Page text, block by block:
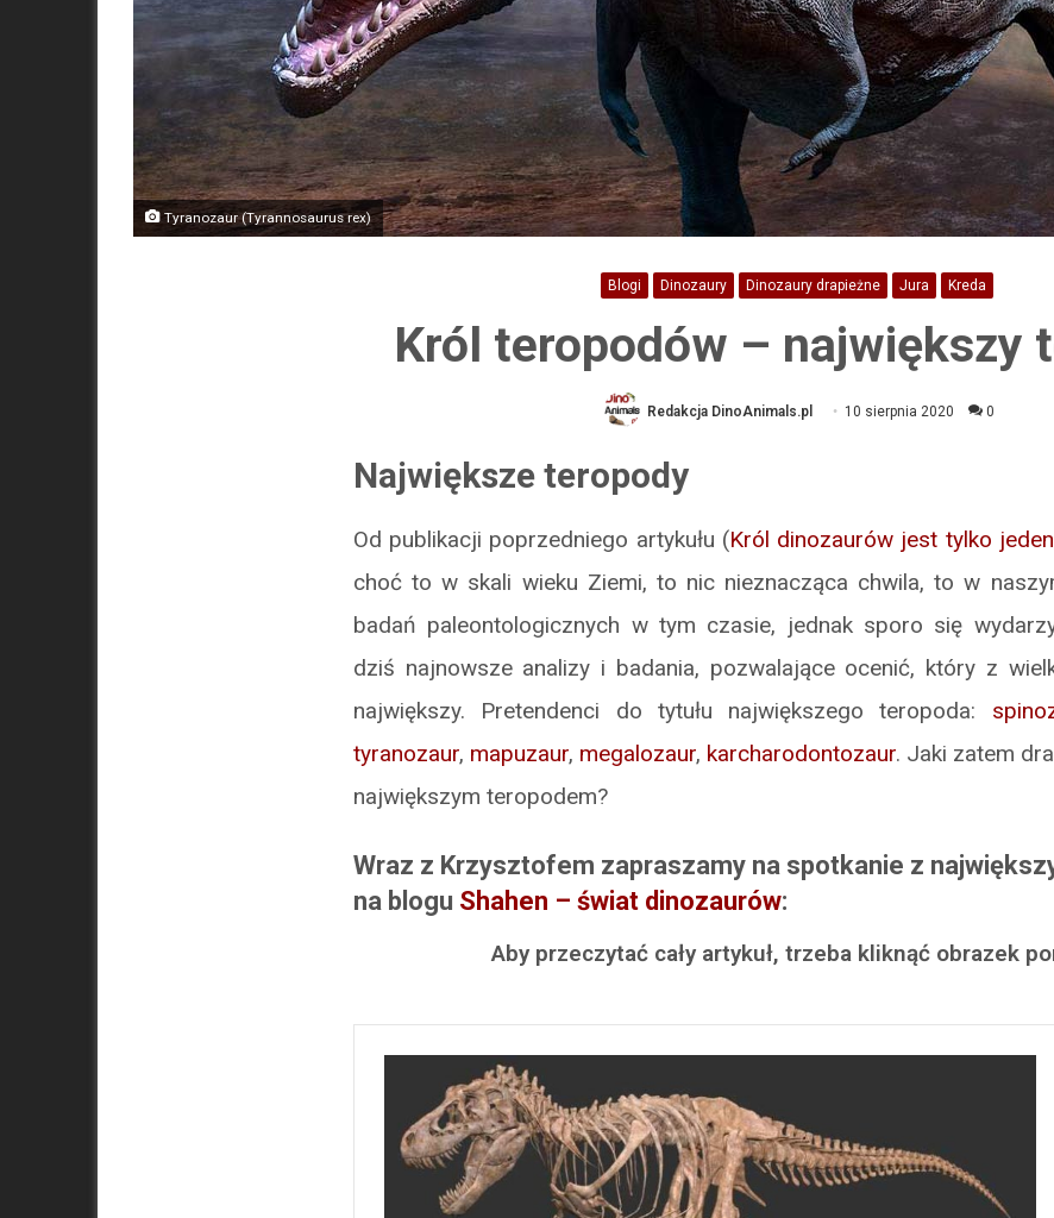
Tyranozaur (Tyrannosaurus rex)
Blogi Dinozaury Dinozaury drapieżne Jura Kreda
Król teropodów – największy
Redakcja DinoAnimals.pl 10 sierpnia 2020 0
Największe teropody
Od publikacji poprzedniego artykułu (Król dinozaurów jest tylko jeden
choć to w skali wieku Ziemi, to nic nieznacząca chwila, to w
badań paleontologicznych w tym czasie, jednak sporo się
dziś najnowsze analizy i badania, pozwalające ocenić, który z
największy. Pretendenci do tytułu największego teropoda:
tyranozaur, mapuzaur, megalozaur, karcharodontozaur. Jaki zatem
największym teropodem?
Wraz z Krzysztofem zapraszamy na spotkanie z
na blogu Shahen – świat dinozaurów:
Aby przeczytać cały artykuł, trzeba kliknąć obrazek